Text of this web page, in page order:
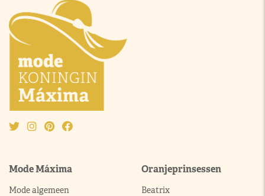
Mode Máxima
Mode algemeen
Oranjeprinsessen
Beatrix